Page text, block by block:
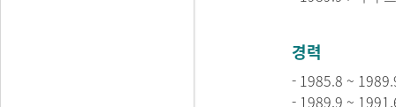
경력
- 1985.8 ~
- 1989.9 ~